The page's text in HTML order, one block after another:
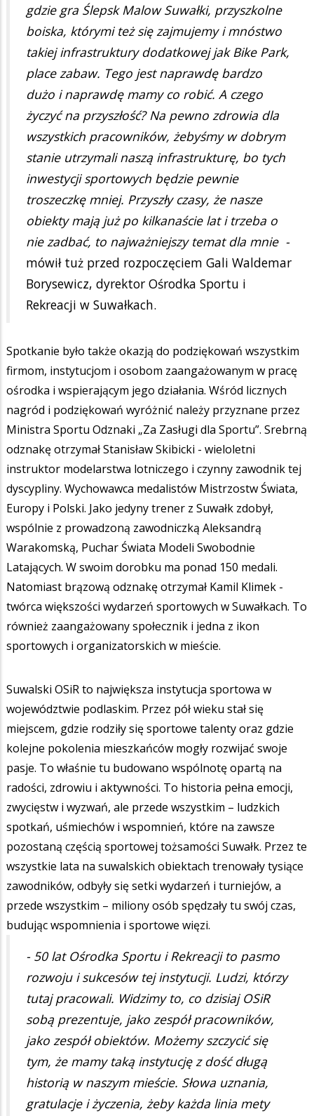
gdzie gra Ślepsk Malow Suwałki, przyszkolne
boiska, którymi też się zajmujemy i mnóstwo
takiej infrastruktury dodatkowej jak Bike Park,
place zabaw. Tego jest naprawdę bardzo
dużo i naprawdę mamy co robić. A czego
życzyć na przyszłość? Na pewno zdrowia dla
wszystkich pracowników, żebyśmy w dobrym
stanie utrzymali naszą infrastrukturę, bo tych
inwestycji sportowych będzie pewnie
troszeczkę mniej. Przyszły czasy, że nasze
obiekty mają już po kilkanaście lat i trzeba o
nie zadbać, to najważniejszy temat dla mnie -
mówił tuż przed rozpoczęciem Gali Waldemar
Borysewicz, dyrektor Ośrodka Sportu i
Rekreacji w Suwałkach.
Spotkanie było także okazją do podziękowań wszystkim
firmom, instytucjom i osobom zaangażowanym w pracę
ośrodka i wspierającym jego działania. Wśród licznych
nagród i podziękowań wyróżnić należy przyznane przez
Ministra Sportu Odznaki „Za Zasługi dla Sportu”. Srebrną
odznakę otrzymał Stanisław Skibicki - wieloletni
instruktor modelarstwa lotniczego i czynny zawodnik tej
dyscypliny. Wychowawca medalistów Mistrzostw Świata,
Europy i Polski. Jako jedyny trener z Suwałk zdobył,
wspólnie z prowadzoną zawodniczką Aleksandrą
Warakomską, Puchar Świata Modeli Swobodnie
Latających. W swoim dorobku ma ponad 150 medali.
Natomiast brązową odznakę otrzymał Kamil Klimek -
twórca większości wydarzeń sportowych w Suwałkach. To
również zaangażowany społecznik i jedna z ikon
sportowych i organizatorskich w mieście.
Suwalski OSiR to największa instytucja sportowa w
województwie podlaskim. Przez pół wieku stał się
miejscem, gdzie rodziły się sportowe talenty oraz gdzie
kolejne pokolenia mieszkańców mogły rozwijać swoje
pasje. To właśnie tu budowano wspólnotę opartą na
radości, zdrowiu i aktywności. To historia pełna emocji,
zwycięstw i wyzwań, ale przede wszystkim – ludzkich
spotkań, uśmiechów i wspomnień, które na zawsze
pozostaną częścią sportowej tożsamości Suwałk. Przez te
wszystkie lata na suwalskich obiektach trenowały tysiące
zawodników, odbyły się setki wydarzeń i turniejów, a
przede wszystkim – miliony osób spędzały tu swój czas,
budując wspomnienia i sportowe więzi.
- 50 lat Ośrodka Sportu i Rekreacji to pasmo
rozwoju i sukcesów tej instytucji. Ludzi, którzy
tutaj pracowali. Widzimy to, co dzisiaj OSiR
sobą prezentuje, jako zespół pracowników,
jako zespół obiektów. Możemy szczycić się
tym, że mamy taką instytucję z dość długą
historią w naszym mieście. Słowa uznania,
gratulacje i życzenia, żeby każda linia mety